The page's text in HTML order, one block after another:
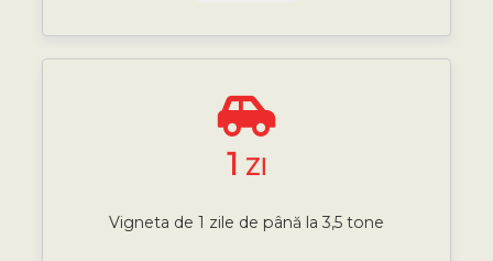
1 ZI
Vigneta de 1 zile de până la 3,5 tone